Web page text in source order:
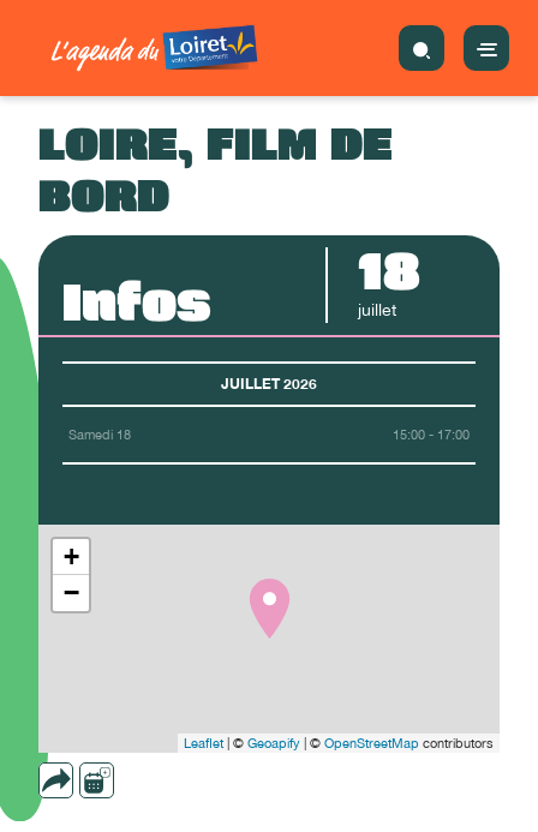
LOIRE, FILM DE
BORD
Infos 18
juillet
JUILLET 2026
Samedi 18 15:00 - 17:00
+
−
Leaflet| © Geoapify | © OpenStreetMap contributors